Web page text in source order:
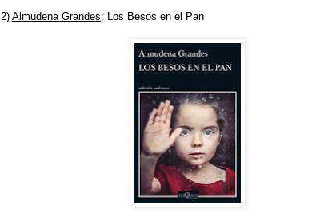
2) Almudena Grandes: Los Besos en el Pan